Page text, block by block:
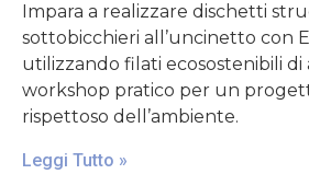
Impara a realizzare dischetti
sottobicchieri all’uncinetto con
utilizzando filati ecosostenibili di
workshop pratico per un
rispettoso dell’ambiente.
Leggi Tutto »